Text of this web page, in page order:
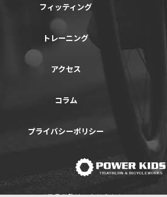
フィッティング
トレーニング
アクセス
コラム
プライバシーポリシー